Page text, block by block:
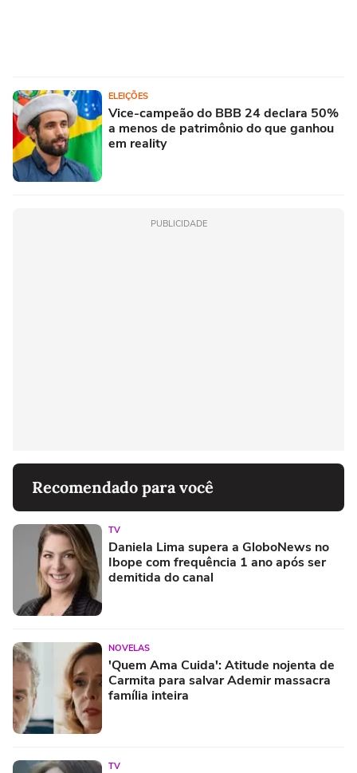
ELEIÇÕES
Vice-campeão do BBB 24 declara 50%
a menos de patrimônio do que ganhou
em reality
PUBLICIDADE
Recomendado para você
TV
Daniela Lima supera a GloboNews no
Ibope com frequência 1 ano após ser
demitida do canal
NOVELAS
'Quem Ama Cuida': Atitude nojenta de
Carmita para salvar Ademir massacra
família inteira
TV